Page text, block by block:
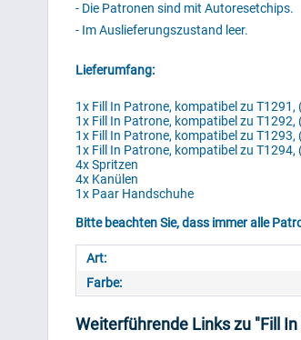
- Die Patronen sind mit Autoresetchips.
- Im Auslieferungszustand leer.
Lieferumfang:
1x Fill In Patrone, kompatibel zu
1x Fill In Patrone, kompatibel zu
1x Fill In Patrone, kompatibel zu
1x Fill In Patrone, kompatibel zu
4x Spritzen
4x Kanülen
1x Paar Handschuhe
Bitte beachten Sie, dass immer alle
Art:
Farbe:
Weiterführende Links zu "Fill